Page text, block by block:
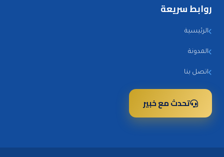
روابط سريعة
الرئيسية
المدونة
اتصل بنا
تحدث مع خبير